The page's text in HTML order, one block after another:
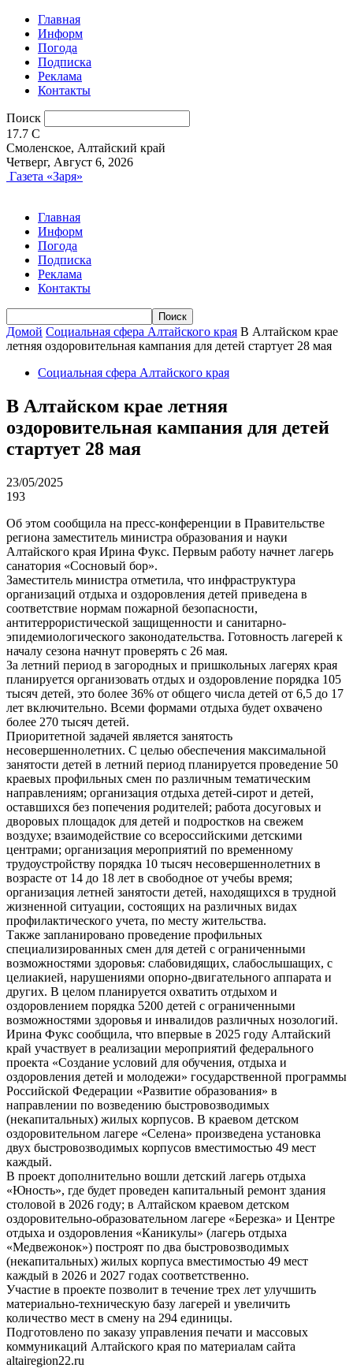
Главная
Информ
Погода
Подписка
Реклама
Контакты
Поиск
17.7 C
Смоленское, Алтайский край
Четверг, Август 6, 2026
Газета «Заря»
Главная
Информ
Погода
Подписка
Реклама
Контакты
Домой Социальная сфера Алтайского края В Алтайском крае
летняя оздоровительная кампания для детей стартует 28 мая
Социальная сфера Алтайского края
В Алтайском крае летняя
оздоровительная кампания для детей
стартует 28 мая
23/05/2025
193
Об этом сообщила на пресс-конференции в Правительстве
региона заместитель министра образования и науки
Алтайского края Ирина Фукс. Первым работу начнет лагерь
санатория «Сосновый бор».
Заместитель министра отметила, что инфраструктура
организаций отдыха и оздоровления детей приведена в
соответствие нормам пожарной безопасности,
антитеррористической защищенности и санитарно-
эпидемиологического законодательства. Готовность лагерей к
началу сезона начнут проверять с 26 мая.
За летний период в загородных и пришкольных лагерях края
планируется организовать отдых и оздоровление порядка 105
тысяч детей, это более 36% от общего числа детей от 6,5 до 17
лет включительно. Всеми формами отдыха будет охвачено
более 270 тысяч детей.
Приоритетной задачей является занятость
несовершеннолетних. С целью обеспечения максимальной
занятости детей в летний период планируется проведение 50
краевых профильных смен по различным тематическим
направлениям; организация отдыха детей-сирот и детей,
оставшихся без попечения родителей; работа досуговых и
дворовых площадок для детей и подростков на свежем
воздухе; взаимодействие со всероссийскими детскими
центрами; организация мероприятий по временному
трудоустройству порядка 10 тысяч несовершеннолетних в
возрасте от 14 до 18 лет в свободное от учебы время;
организация летней занятости детей, находящихся в трудной
жизненной ситуации, состоящих на различных видах
профилактического учета, по месту жительства.
Также запланировано проведение профильных
специализированных смен для детей с ограниченными
возможностями здоровья: слабовидящих, слабослышащих, с
целиакией, нарушениями опорно-двигательного аппарата и
других. В целом планируется охватить отдыхом и
оздоровлением порядка 5200 детей с ограниченными
возможностями здоровья и инвалидов различных нозологий.
Ирина Фукс сообщила, что впервые в 2025 году Алтайский
край участвует в реализации мероприятий федерального
проекта «Создание условий для обучения, отдыха и
оздоровления детей и молодежи» государственной программы
Российской Федерации «Развитие образования» в
направлении по возведению быстровозводимых
(некапитальных) жилых корпусов. В краевом детском
оздоровительном лагере «Селена» произведена установка
двух быстровозводимых корпусов вместимостью 49 мест
каждый.
В проект дополнительно вошли детский лагерь отдыха
«Юность», где будет проведен капитальный ремонт здания
столовой в 2026 году; в Алтайском краевом детском
оздоровительно-образовательном лагере «Березка» и Центре
отдыха и оздоровления «Каникулы» (лагерь отдыха
«Медвежонок») построят по два быстровозводимых
(некапитальных) жилых корпуса вместимостью 49 мест
каждый в 2026 и 2027 годах соответственно.
Участие в проекте позволит в течение трех лет улучшить
материально-техническую базу лагерей и увеличить
количество мест в смену на 294 единицы.
Подготовлено по заказу управления печати и массовых
коммуникаций Алтайского края по материалам сайта
altairegion22.ru